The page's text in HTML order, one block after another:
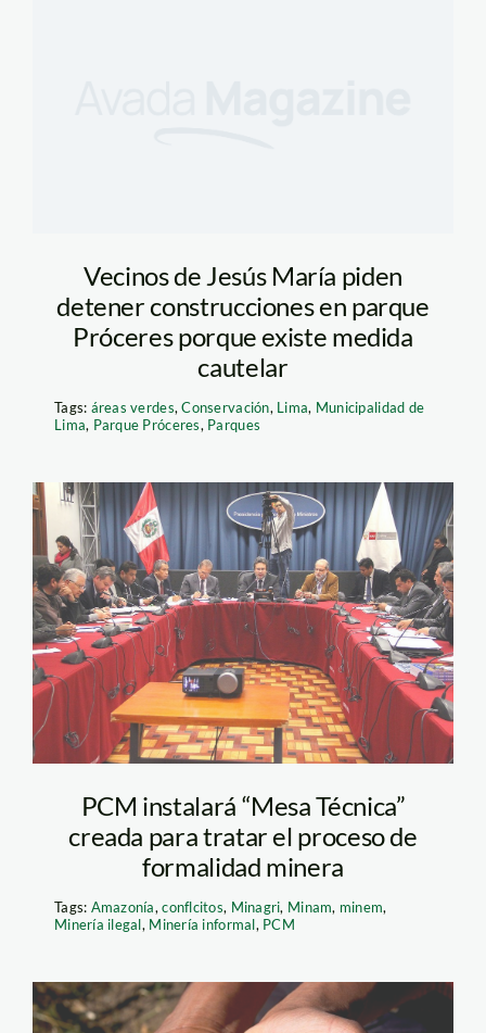
Vecinos de Jesús María piden
detener construcciones en parque
Próceres porque existe medida
cautelar
Tags: áreas verdes,Conservación, Lima, Municipalidad de
Lima, Parque Próceres, Parques
mesa técnica_pcm
PCM instalará “Mesa Técnica”
creada para tratar el proceso de
formalidad minera
Tags: Amazonía,conflcitos, Minagri, Minam, minem,
Minería ilegal, Minería informal, PCM